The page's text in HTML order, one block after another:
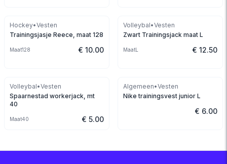
Hockey•Vesten
Trainingsjasje Reece, maat 128
Maat128 € 10.00
Volleybal•Vesten
Zwart Trainingsjack maat L
Maat € 12.50
Volleybal•Vesten
Spaarnestad workerjack, mt
40
Maat40 € 5.00
Algemeen•Vesten
Nike trainingsvest junior L
€ 6.00